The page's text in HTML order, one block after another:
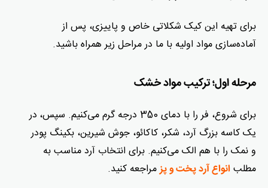
برای تهیه این کیک شکلاتی خاص و پاییزی، پس از
آماده‌سازی مواد اولیه با ما در مراحل زیر همراه باشید.
مرحله اول؛ ترکیب مواد خشک
برای شروع، فر را با دمای 350 درجه گرم می‌کنیم. سپس،
در
یک کاسه بزرگ آرد، شکر، کاکائو، جوش شیرین، بکینگ پودر
و نمک را با هم الک می‌کنیم. برای انتخاب آرد مناسب به
مطلب انواع آرد پخت و پزمراجعه کنید.